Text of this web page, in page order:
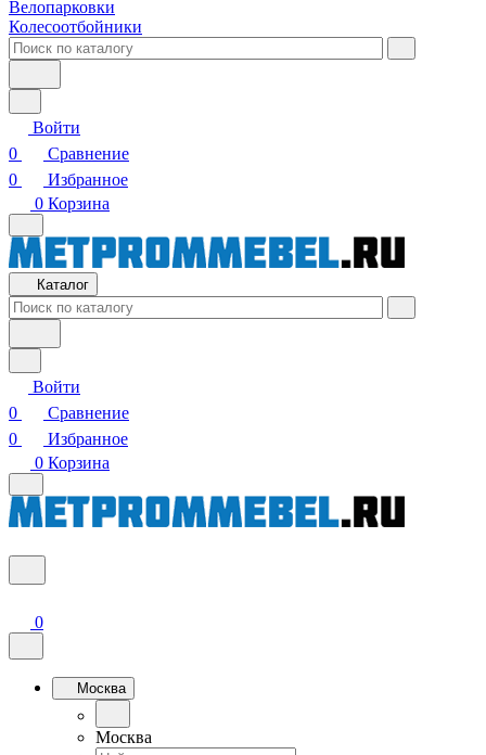
Велопарковки
Колесоотбойники
Войти
0
Сравнение
0
Избранное
0 Корзина
Каталог
Войти
0
Сравнение
0
Избранное
0 Корзина
0
Москва
Москва